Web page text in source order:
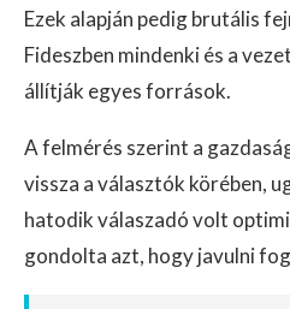
Ezek alapján pedig brutális
Fideszben mindenki és a
állítják egyes források.
A felmérés szerint a
vissza a választók körében,
hatodik válaszadó volt
gondolta azt, hogy javulni